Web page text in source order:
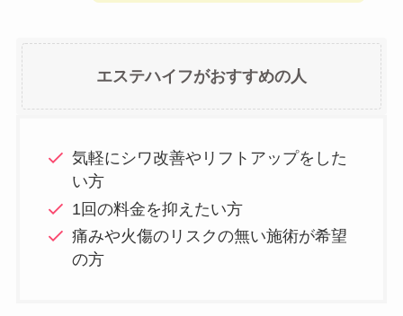
エステハイフがおすすめの人
気軽にシワ改善やリフトアップをした
い方
1回の料金を抑えたい方
痛みや火傷のリスクの無い施術が希望
の方